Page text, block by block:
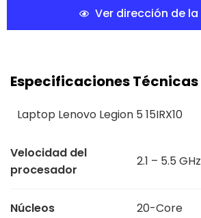
Ver dirección de
Especificaciones Técnicas
Laptop Lenovo Legion 5 15IRX10
Velocidad del
procesador
2.1 – 5.5 GHz
Núcleos 20-Core